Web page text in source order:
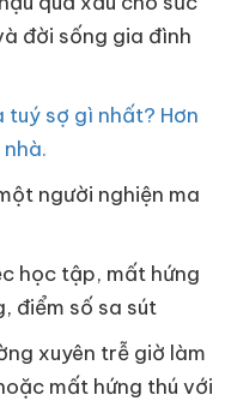
đời sống gia đình
tuý sợ gì nhất? Hơn
người nghiện ma
học tập, mất hứng
điểm số sa sút
xuyên trễ giờ làm
mất hứng thú với